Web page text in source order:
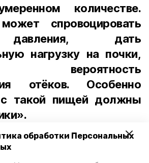
обработки Персональных
количестве.
спровоцировать
дать
нагрузку на почки,
вероятность
отёков. Особенно
такой пищей должны
человека безопасной
считается 30-50 граммов